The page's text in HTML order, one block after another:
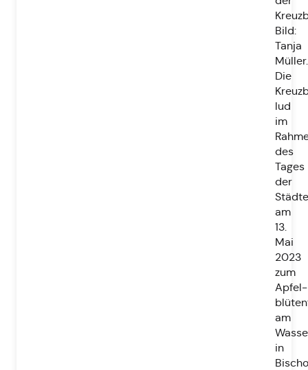
Bild:
Tanja
Müller.
Die
lud
im
des
Tages
der
am
13.
Mai
2023
zum
Apfel-
am
in